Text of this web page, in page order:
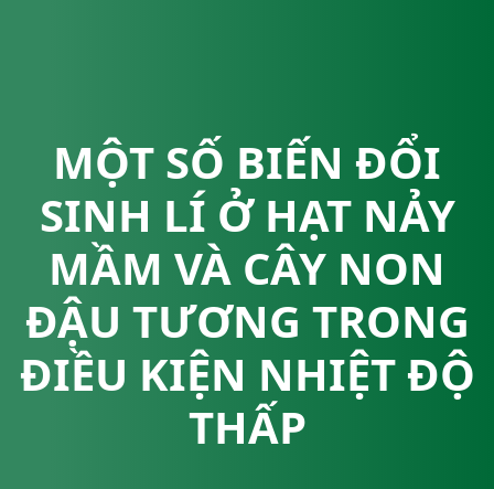
MỘT SỐ BIẾN ĐỔI
SINH LÍ Ở HẠT NẢY
MẦM VÀ CÂY NON
ĐẬU TƯƠNG TRONG
ĐIỀU KIỆN NHIỆT ĐỘ
THẤP